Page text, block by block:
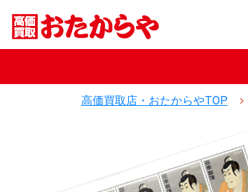
高価買取店・おたからやTOP